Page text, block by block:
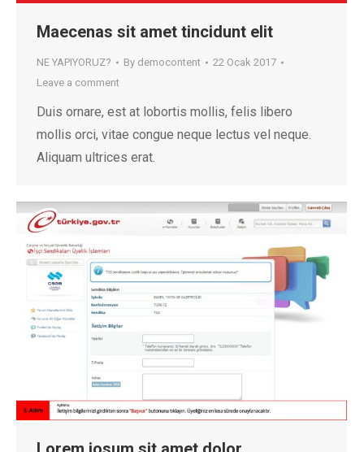
Maecenas sit amet tincidunt elit
NE YAPIYORUZ? By democontent
22 Ocak 2017
Leave a comment
Duis ornare, est at lobortis mollis, felis libero
mollis orci, vitae congue neque lectus vel neque.
Aliquam ultrices erat.